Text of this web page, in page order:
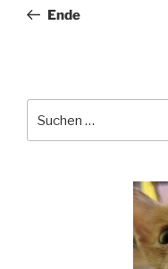
Beitrag
Ende
nach: